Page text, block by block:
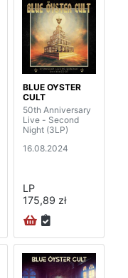
BLUE OYSTER
CULT
50th Anniversary
Live - Second
Night (3LP)
16.08.2024
LP
175,89 zł